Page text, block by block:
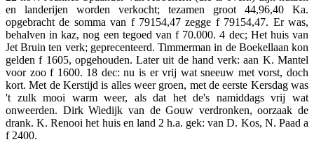
en landerijen worden verkocht; tezamen groot 44,96,40 Ka.
opgebracht de somma van f 79154,47 zegge f 79154,47. Er was,
behalven in kaz, nog een tegoed van f 70.000. 4 dec; Het huis van
Jet Bruin ten verk; geprecenteerd. Timmerman in de Boekellaan kon
gelden f 1605, opgehouden. Later uit de hand verk: aan K. Mantel
voor zoo f 1600. 18 dec: nu is er vrij wat sneeuw met vorst, doch
kort. Met de Kerstijd is alles weer groen, met de eerste Kersdag was
't zulk mooi warm weer, als dat het de's namiddags vrij wat
onweerden. Dirk Wiedijk van de Gouw verdronken, oorzaak de
drank. K. Renooi het huis en land 2 h.a. gek: van D. Kos, N. Paad a
f 2400.